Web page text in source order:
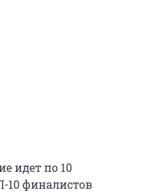
идет по 10
10 финалистов